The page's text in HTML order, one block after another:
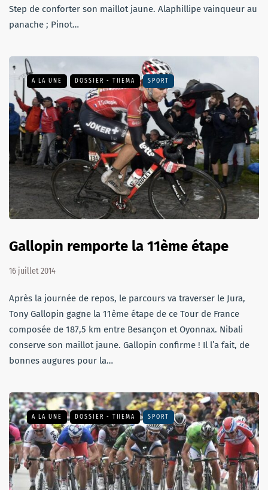
Step de conforter son maillot jaune. Alaphillipe vainqueur au
panache ; Pinot…
A LA UNE DOSSIER - THEMA SPORT
Gallopin remporte la 11ème étape
16 juillet 2014
Après la journée de repos, le parcours va traverser le Jura,
Tony Gallopin gagne la 11ème étape de ce Tour de France
composée de 187,5 km entre Besançon et Oyonnax. Nibali
conserve son maillot jaune. Gallopin confirme ! Il l’a fait, de
bonnes augures pour la…
A LA UNE DOSSIER - THEMA SPORT